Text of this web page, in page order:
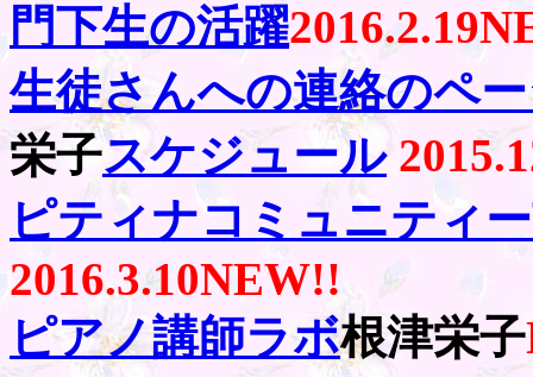
門下生の活躍2016.2.19
生徒さんへの連絡のペ
栄子スケジュール
ピティナコミュニティ
2016.3.10NEW!!
ピアノ講師ラボ根津栄子